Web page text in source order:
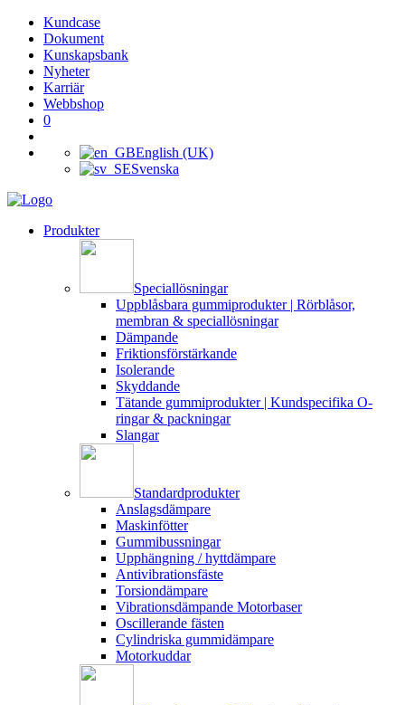
Kundcase
Dokument
Kunskapsbank
Nyheter
Karriär
Webbshop
0
English (UK)
Svenska
Produkter
Speciallösningar
Uppblåsbara gummiprodukter | Rörblåsor,
membran & speciallösningar
Dämpande
Friktionsförstärkande
Isolerande
Skyddande
Tätande gummiprodukter | Kundspecifika O-
ringar & packningar
Slangar
Standardprodukter
Anslagsdämpare
Maskinfötter
Gummibussningar
Upphängning / hyttdämpare
Antivibrationsfäste
Torsiondämpare
Vibrationsdämpande Motorbaser
Oscillerande fästen
Cylindriska gummidämpare
Motorkuddar